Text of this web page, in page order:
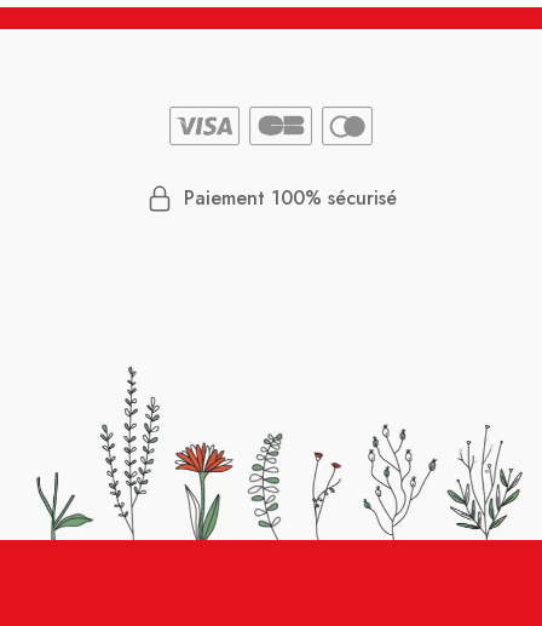
Paiement 100% sécurisé